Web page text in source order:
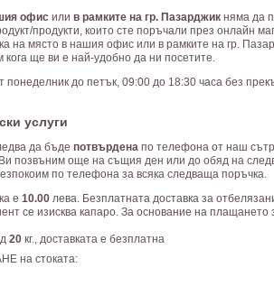
офис или в рамките на гр. Пазарджикняма да
продукти, които сте поръчали през онлайн
на място в нашия офис или в рамките на гр.
ще ви е най-удобно да ни посетите.
до петък, 09:00 до 18:30 часа без
услуги
да бъде потвърдена по телефона от наш
позвъним още на същия ден или до обяд на
по телефона за всяка следваща поръчка.
е 10.00лева. Безплатната доставка за
се изисква капаро. За основание на
20кг., доставката е безплатна
на стоката: